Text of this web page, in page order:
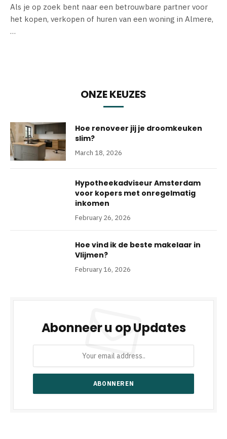
Als je op zoek bent naar een betrouwbare partner voor
het kopen, verkopen of huren van een woning in Almere,
…
ONZE KEUZES
Hoe renoveer jij je droomkeuken
slim?
March 18, 2026
Hypotheekadviseur Amsterdam
voor kopers met onregelmatig
inkomen
February 26, 2026
Hoe vind ik de beste makelaar in
Vlijmen?
February 16, 2026
Abonneer u op Updates